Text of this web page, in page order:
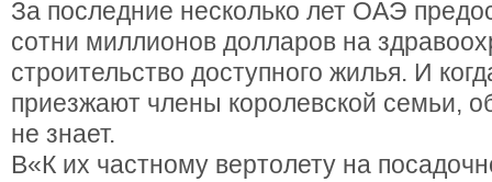
За последние несколько лет ОАЭ
сотни миллионов долларов на
строительство доступного жилья. И
приезжают члены королевской семьи,
не знает.
В«К их частному вертолету на